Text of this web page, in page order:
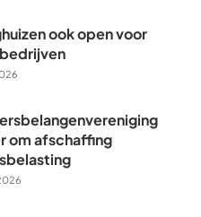
ook open voor
om afschaffing